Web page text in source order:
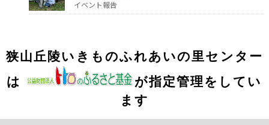
イベント報告
狭山丘陵いきものふれあいの里センター
は
が指定管理をしてい
ます